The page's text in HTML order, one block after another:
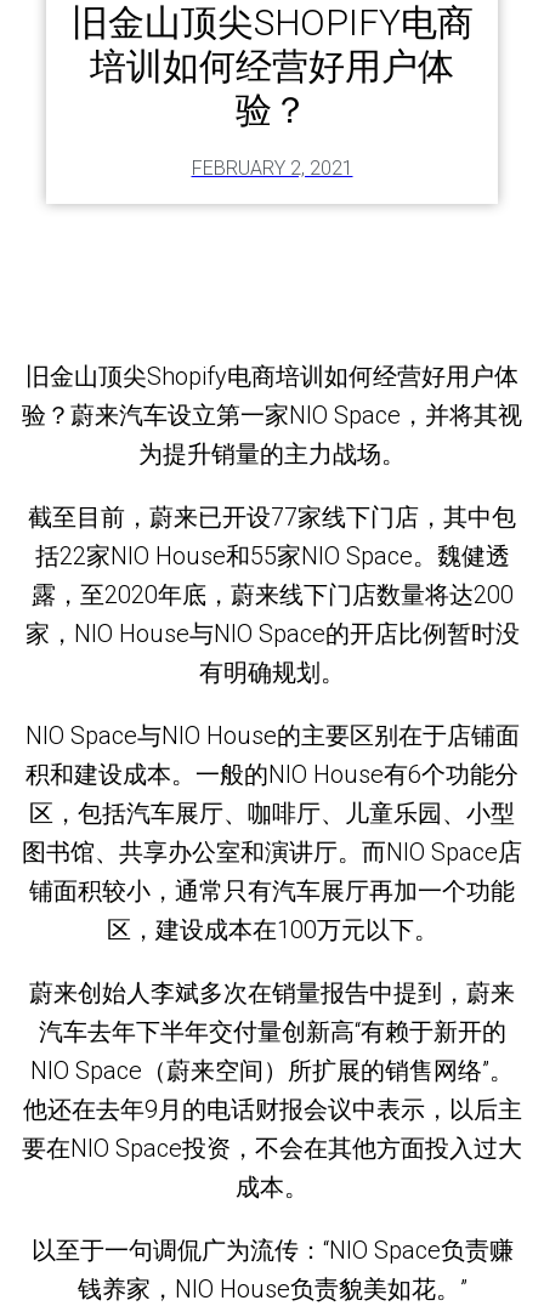
旧金山顶尖SHOPIFY电商
培训如何经营好用户体
验？
FEBRUARY 2, 2021
旧金山顶尖Shopify电商培训如何经营好用户体
验？蔚来汽车设立第一家NIO Space，并将其视
为提升销量的主力战场。
截至目前，蔚来已开设77家线下门店，其中包
括22家NIO House和55家NIO Space。魏健透
露，至2020年底，蔚来线下门店数量将达200
家，NIO House与NIO Space的开店比例暂时没
有明确规划。
NIO Space与NIO House的主要区别在于店铺面
积和建设成本。一般的NIO House有6个功能分
区，包括汽车展厅、咖啡厅、儿童乐园、小型
图书馆、共享办公室和演讲厅。而NIO Space店
铺面积较小，通常只有汽车展厅再加一个功能
区，建设成本在100万元以下。
蔚来创始人李斌多次在销量报告中提到，蔚来
汽车去年下半年交付量创新高“有赖于新开的
NIO Space（蔚来空间）所扩展的销售网络”。
他还在去年9月的电话财报会议中表示，以后主
要在NIO Space投资，不会在其他方面投入过大
成本。
以至于一句调侃广为流传：“NIO Space负责赚
钱养家，NIO House负责貌美如花。”